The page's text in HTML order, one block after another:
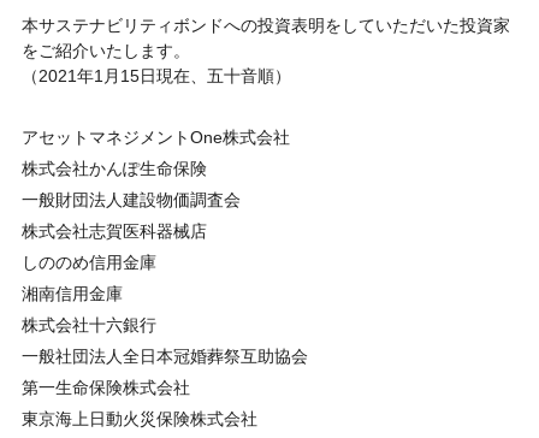
本サステナビリティボンドへの投資表明をしていただいた投資家
をご紹介いたします。
（2021年1月15日現在、五十音順）
アセットマネジメントOne株式会社
株式会社かんぽ生命保険
一般財団法人建設物価調査会
株式会社志賀医科器械店
しののめ信用金庫
湘南信用金庫
株式会社十六銀行
一般社団法人全日本冠婚葬祭互助協会
第一生命保険株式会社
東京海上日動火災保険株式会社